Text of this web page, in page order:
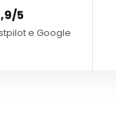
5
e Google